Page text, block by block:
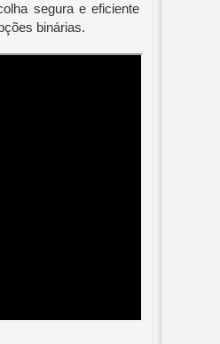
segura e eficiente
binárias.